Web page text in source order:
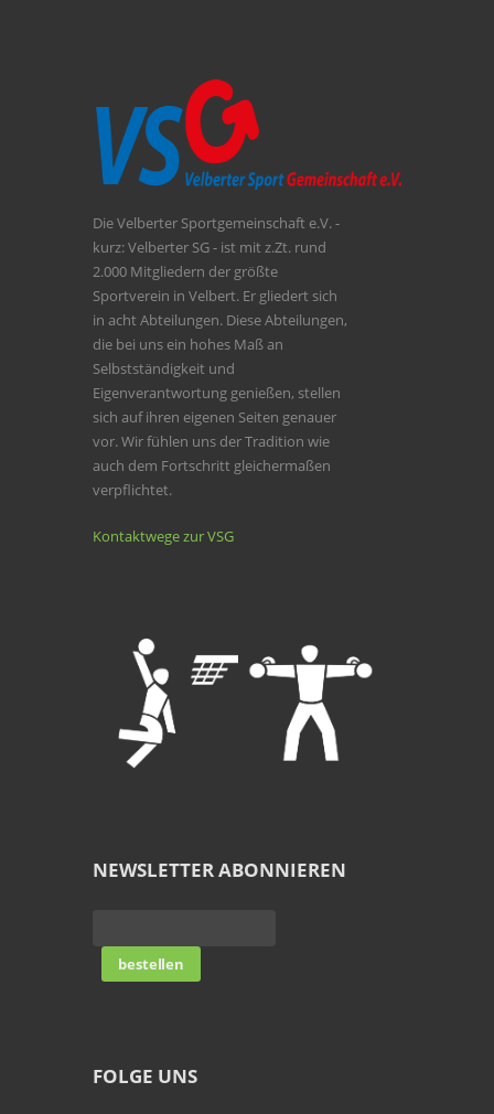
Die Velberter Sportgemeinschaft e.V. -
kurz: Velberter SG - ist mit z.Zt. rund
2.000 Mitgliedern der größte
Sportverein in Velbert. Er gliedert sich
in acht Abteilungen. Diese Abteilungen,
die bei uns ein hohes Maß an
Selbstständigkeit und
Eigenverantwortung genießen, stellen
sich auf ihren eigenen Seiten genauer
vor. Wir fühlen uns der Tradition wie
auch dem Fortschritt gleichermaßen
verpflichtet.
Kontaktwege zur VSG
NEWSLETTER ABONNIEREN
FOLGE UNS